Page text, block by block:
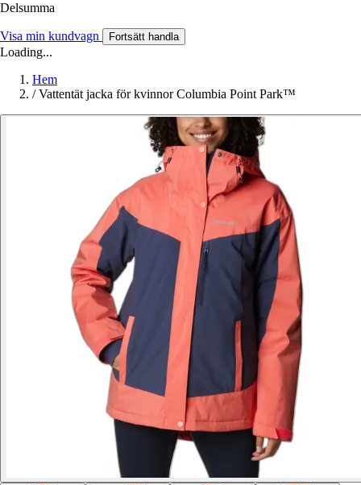
Delsumma
Visa min kundvagn Fortsätt handla
Loading...
Hem
/ Vattentät jacka för kvinnor Columbia Point Park™